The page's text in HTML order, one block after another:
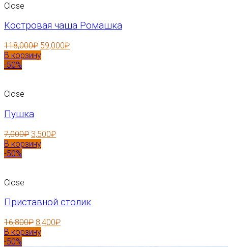
Close
Костровая чаша Ромашка
118,000₽ 59,000₽
В корзину
-50%
Close
Пушка
7,000₽ 3,500₽
В корзину
-50%
Close
Приставной столик
16,800₽ 8,400₽
В корзину
-50%